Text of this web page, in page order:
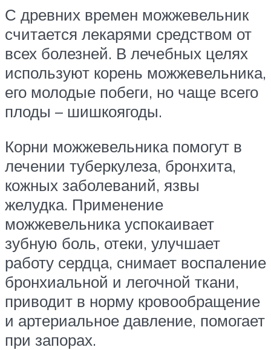
С древних времен можжевельник
считается лекарями средством от
всех болезней. В лечебных целях
используют корень можжевельника,
его молодые побеги, но чаще всего
плоды – шишкоягоды.
Корни можжевельника помогут в
лечении туберкулеза, бронхита,
кожных заболеваний, язвы
желудка. Применение
можжевельника успокаивает
зубную боль, отеки, улучшает
работу сердца, снимает воспаление
бронхиальной и легочной ткани,
приводит в норму кровообращение
и артериальное давление, помогает
при запорах.